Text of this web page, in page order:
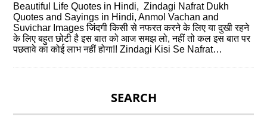
Beautiful Life Quotes in Hindi, Zindagi Nafrat Dukh
Quotes and Sayings in Hindi, Anmol Vachan and
Suvichar Images जिंदगी किसी से नफरत करने के लिए या दुखी रहने
के लिए बहुत छोटी है इस बात को आज समझ लो, नहीं तो कल इस बात पर
पछतावे का कोई लाभ नहीं होगा!! Zindagi Kisi Se Nafrat…
SEARCH